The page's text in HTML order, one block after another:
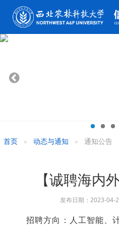
首页 动态与通知 通知公告
【诚聘海内
发布日期：2023-
招聘方向：人工智能、